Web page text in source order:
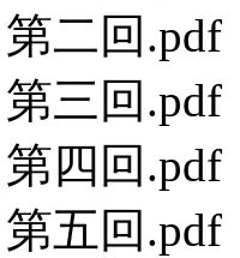
二回.pdf
三回.pdf
四回.pdf
五回.pdf